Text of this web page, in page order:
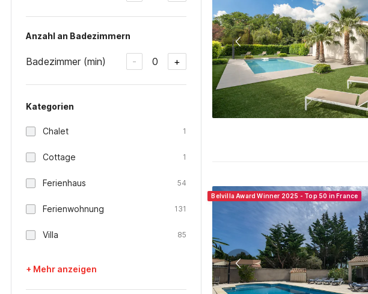
Anzahl an Badezimmern
Badezimmer (min) - 0 +
Kategorien
Chalet 1
Cottage 1
Ferienhaus 54
Ferienwohnung 131
Villa 85
+ Mehr anzeigen
Belvilla Award Winner 2025 - Top 50 in France